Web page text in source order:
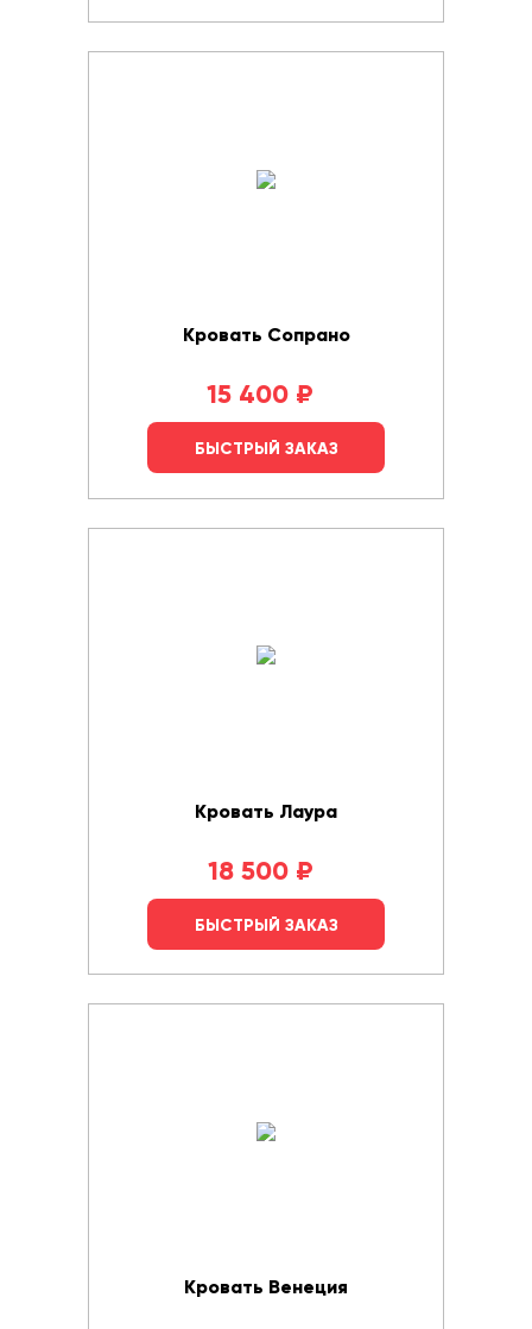
Кровать Сопрано
15 400 ₽
БЫСТРЫЙ ЗАКАЗ
Кровать Лаура
18 500 ₽
БЫСТРЫЙ ЗАКАЗ
Кровать Венеция